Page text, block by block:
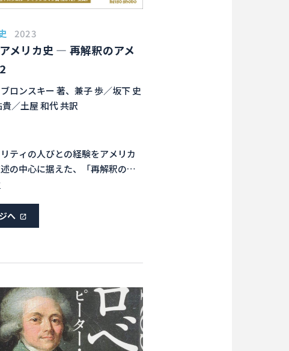
2023
メリカ史 ― 再解釈のアメ
ロンスキー 著、兼子 歩／坂下 史
／土屋 和代 共訳
ティの人びとの経験をアメリカ
の中心に据えた、「再解釈のア
二弾の翻訳
へ